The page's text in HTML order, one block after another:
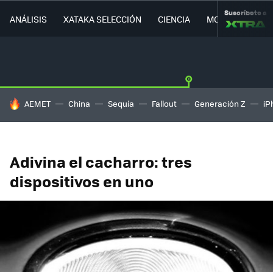
ANÁLISIS XATAKA SELECCIÓN CIENCIA MOVILIDAD
Suscríbete a
HOY SE HABLA DE
AEMET China Sequía Fallout Generación Z
Adivina el cacharro: tres
dispositivos en uno